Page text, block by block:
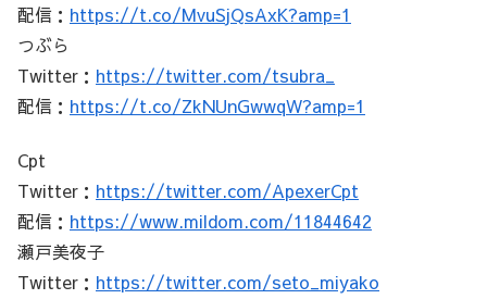
配信： https://t.co/MvuSjQsAxK?amp=1
つぶら
Twitter： https://twitter.com/tsubra_
配信： https://t.co/ZkNUnGwwqW?amp=1
Cpt
Twitter： https://twitter.com/ApexerCpt
配信： https://www.mildom.com/11844642
瀬戸美夜子
Twitter： https://twitter.com/seto_miyako